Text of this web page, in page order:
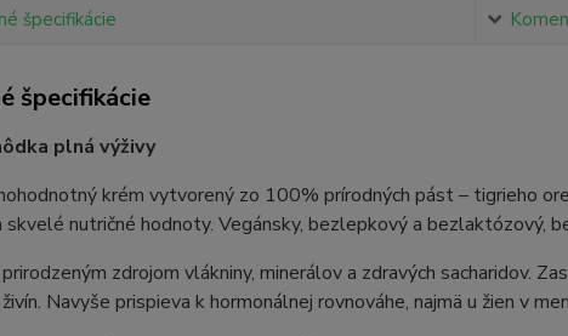
špecifikácie
špecifikácie
plná výživy
krém vytvorený zo 100% prírodných pást – tigrieho
skvelé nutričné hodnoty. Vegánsky, bezlepkový a bezlaktózový,
zdrojom vlákniny, minerálov a zdravých sacharidov.
Navyše prispieva k hormonálnej rovnováhe, najmä u žien v